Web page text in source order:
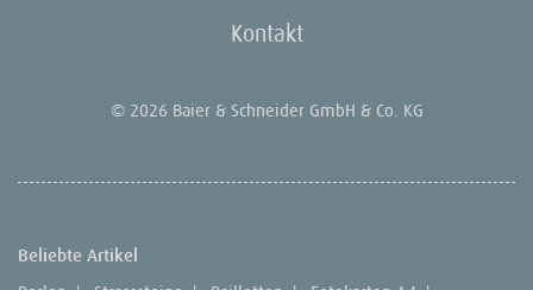
Kontakt
© 2026 Baier & Schneider GmbH & Co. KG
Beliebte Artikel